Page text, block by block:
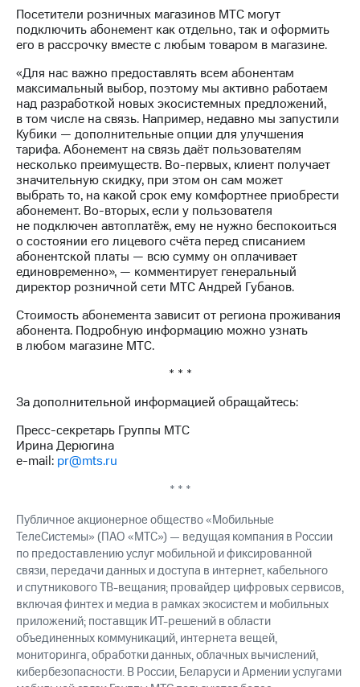
регионе
и акционерам
Корпоративное
управление
Корпоративный
секретарь
Раскрытие
информации
Информация
акционерам
Документы
ПАО
"МТС"
Собрания
акционеров
Личный
кабинет
акционера
Акционерный
капитал
Рынок
Описание
Программа
акций
Дивиденды
Рынок
облигаций
Описание
Еврооблигации-2023
Уведомление
о
погашении
именных
Посетители розничных магазинов МТС могут
подключить абонемент как отдельно, так и оформить
его в рассрочку вместе с любым товаром в магазине.
«Для нас важно предоставлять всем абонентам
максимальный выбор, поэтому мы активно работаем
над разработкой новых экосистемных предложений,
в том числе на связь. Например, недавно мы запустили
Кубики — дополнительные опции для улучшения
тарифа. Абонемент на связь даёт пользователям
несколько преимуществ. Во-первых, клиент получает
значительную скидку, при этом он сам может
выбрать то, на какой срок ему комфортнее приобрести
абонемент. Во-вторых, если у пользователя
не подключен автоплатёж, ему не нужно беспокоиться
о состоянии его лицевого счёта перед списанием
абонентской платы — всю сумму он оплачивает
единовременно», — комментирует генеральный
директор розничной сети МТС Андрей Губанов.
Стоимость абонемента зависит от региона проживания
абонента. Подробную информацию можно узнать
в любом магазине МТС.
* * *
За дополнительной информацией обращайтесь:
Пресс-секретарь Группы МТС
Ирина Дерюгина
e-mail: pr@mts.ru
* * *
Публичное акционерное общество «Мобильные
ТелеСистемы» (ПАО «МТС») — ведущая компания в России
по предоставлению услуг мобильной и фиксированной
связи, передачи данных и доступа в интернет, кабельного
и спутникового ТВ-вещания; провайдер цифровых сервисов,
включая финтех и медиа в рамках экосистем и мобильных
приложений; поставщик ИТ-решений в области
объединенных коммуникаций, интернета вещей,
мониторинга, обработки данных, облачных вычислений,
кибербезопасности. В России, Беларуси и Армении услугами